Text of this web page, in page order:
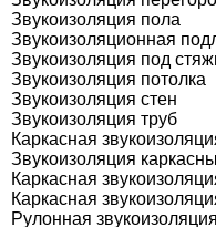
Звукоизоляция пола
Звукоизоляционная
Звукоизоляция под
Звукоизоляция потолка
Звукоизоляция стен
Звукоизоляция труб
Каркасная
Звукоизоляция
Каркасная
Каркасная
Рулонная звукоизоляция